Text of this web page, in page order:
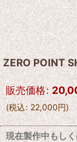
ZERO POINT
販売価格:
(税込: 22,000円)
現在製作中もし